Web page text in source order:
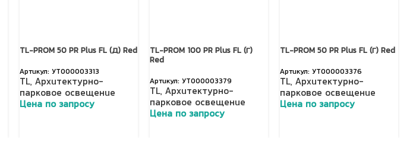
TL-PROM 50 PR Plus FL (Д) Red
УТ000003313
TL, Архитектурно-
парковое освещение
Цена по запросу
TL-PROM 100 PR Plus FL (Г)
Red
УТ000003379
TL, Архитектурно-
парковое освещение
Цена по запросу
TL-PROM 50 PR Plus FL (Г) Red
УТ000003376
TL, Архитектурно-
парковое освещение
Цена по запросу